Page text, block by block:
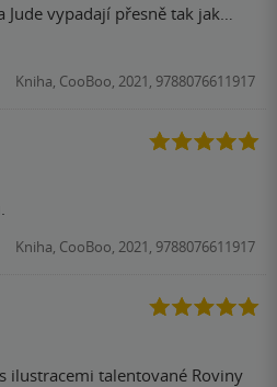
vypadají přesně tak jak
Kniha výpravý o Cradanově
a oddychová četba.
Kniha, CooBoo, 2021, 9788076611917
Kniha, CooBoo, 2021, 9788076611917
ilustracemi talentované Roviny